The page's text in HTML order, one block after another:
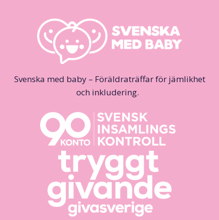
Svenska med baby – Föräldraträffar för jämlikhet
och inkludering.